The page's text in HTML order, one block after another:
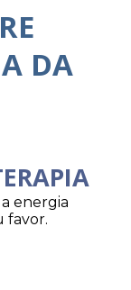
DA
energia
favor.